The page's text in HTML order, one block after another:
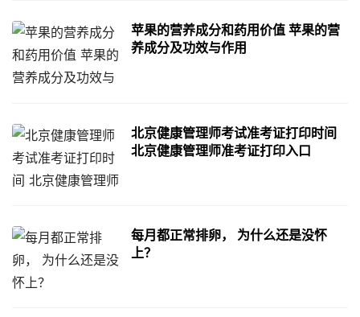
苹果的营养成分和药用价值 苹果的营
养成分及功效与作用
北京健康管理师考试准考证打印时间
北京健康管理师准考证打印入口
每月都正常排卵， 为什么还是没怀
上？